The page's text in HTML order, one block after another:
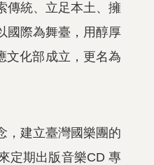
傳統、立足本土、擁
國際為舞臺，用醇厚
文化部成立，更名為
，建立臺灣國樂團的
定期出版音樂CD專